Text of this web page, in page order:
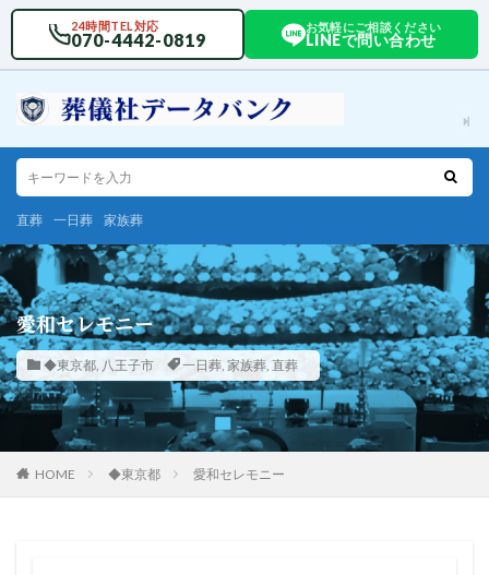
24時間TEL対応
070-4442-0819
お気軽にご相談ください
LINEで問い合わせ
直葬 一日葬 家族葬
愛和セレモニー
◆東京都, 八王子市 一日葬, 家族葬, 直葬
HOME ◆東京都 愛和セレモニー